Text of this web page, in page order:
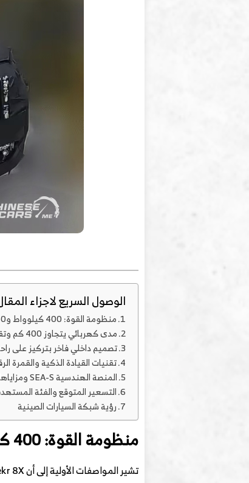
الوصول السريع لاجزاء
منظومة القوة: 400 كيلوواط و0–100 كم/س في 4.9 ثانية
مدى كهربائي يتجاوز 400 كم وتقنيات شحن فائقة السرعة
تصميم داخلي فاخر بتركيز على
تقنيات القيادة الذكية والقمرة
المنصة الهندسية SEA-S ومزاياها الهجينة المتقدمة
التسعير المتوقع والفئة
رؤية شبكة السيارات الصينية
منظومة القوة: 400 كيلوواط و0–100 كم/س في 4.9 ثانية
تشير المواصفات الأولية إلى أن Zeekr 8X ستعتمد على منظومة هجينة متطورة تشمل: